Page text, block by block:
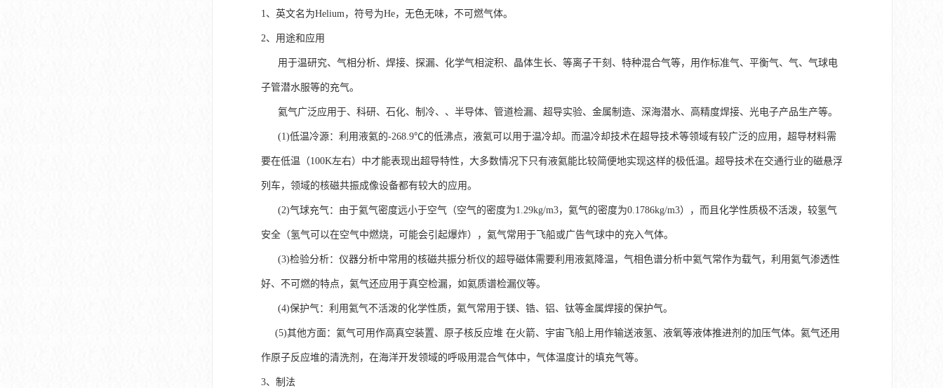
1、英文名为Helium，符号为He，无色无味，不可燃气体。
2、用途和应用
用于温研究、气相分析、焊接、探漏、化学气相淀积、晶体生长、等离子干刻、特种混合气等，用作标准气、平衡气、气、气球电
子管潜水服等的充气。
氦气广泛应用于、科研、石化、制冷、、半导体、管道检漏、超导实验、金属制造、深海潜水、高精度焊接、光电子产品生产等。
(1)低温冷源：利用液氦的-268.9℃的低沸点，液氦可以用于温冷却。而温冷却技术在超导技术等领域有较广泛的应用，超导材料需
要在低温（100K左右）中才能表现出超导特性，大多数情况下只有液氦能比较简便地实现这样的极低温。超导技术在交通行业的磁悬浮
列车，领域的核磁共振成像设备都有较大的应用。
(2)气球充气：由于氦气密度远小于空气（空气的密度为1.29kg/m3，氦气的密度为0.1786kg/m3），而且化学性质极不活泼，较氢气
安全（氢气可以在空气中燃烧，可能会引起爆炸），氦气常用于飞船或广告气球中的充入气体。
(3)检验分析：仪器分析中常用的核磁共振分析仪的超导磁体需要利用液氦降温，气相色谱分析中氦气常作为载气，利用氦气渗透性
好、不可燃的特点，氦气还应用于真空检漏，如氦质谱检漏仪等。
(4)保护气：利用氦气不活泼的化学性质，氦气常用于镁、锆、铝、钛等金属焊接的保护气。
(5)其他方面：氦气可用作高真空装置、原子核反应堆 在火箭、宇宙飞船上用作输送液氢、液氧等液体推进剂的加压气体。氦气还用
作原子反应堆的清洗剂，在海洋开发领域的呼吸用混合气体中，气体温度计的填充气等。
3、制法